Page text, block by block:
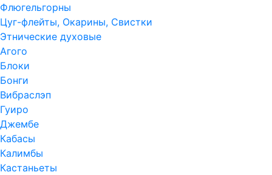
Флюгельгорны
Цуг-флейты, Окарины, Свистки
Этнические духовые
Агого
Блоки
Бонги
Вибраслэп
Гуиро
Джембе
Кабасы
Калимбы
Кастаньеты